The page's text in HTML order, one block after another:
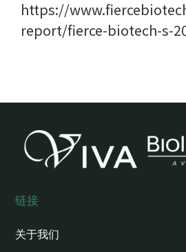
https://
report/fierce-biotech-s-
链接
关于我们